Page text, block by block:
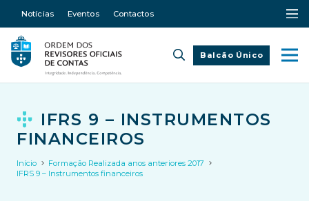
Notícias Eventos Contactos
Balcão Único
IFRS 9 – INSTRUMENTOS
FINANCEIROS
Início
Formação Realizada anos anteriores 2017
IFRS 9 – Instrumentos financeiros